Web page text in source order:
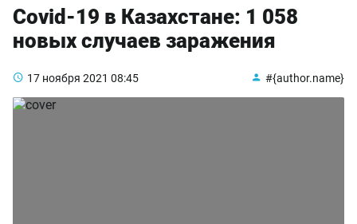
Covid-19 в Казахстане: 1 058
новых случаев заражения
17 ноября 2021 08:45 #{author.name}